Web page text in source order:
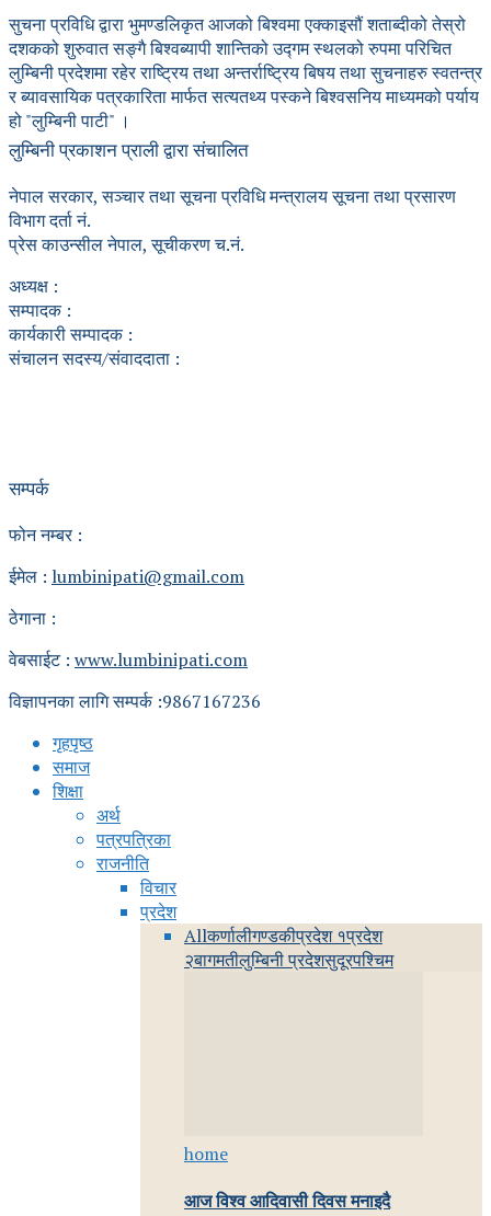
सुचना प्रविधि द्वारा भुमण्डलिकृत आजको बिश्वमा एक्काइसौं शताब्दीको तेस्रो
दशकको शुरुवात सङ्गै बिश्वब्यापी शान्तिको उद्गम स्थलको रुपमा परिचित
लुम्बिनी प्रदेशमा रहेर राष्ट्रिय तथा अन्तर्राष्ट्रिय बिषय तथा सुचनाहरु स्वतन्त्र
र ब्यावसायिक पत्रकारिता मार्फत सत्यतथ्य पस्कने बिश्वसनिय माध्यमको पर्याय
हो "लुम्बिनी पाटी" ।
लुम्बिनी प्रकाशन प्राली द्वारा संचालित
नेपाल सरकार, सञ्चार तथा सूचना प्रविधि मन्त्रालय सूचना तथा प्रसारण
विभाग दर्ता नं.
प्रेस काउन्सील नेपाल, सूचीकरण च.नं.
अध्यक्ष :
सम्पादक :
कार्यकारी सम्पादक :
संचालन सदस्य/संवाददाता :
सम्पर्क
फोन नम्बर :
ईमेल : lumbinipati@gmail.com
ठेगाना :
वेबसाईट : www.lumbinipati.com
विज्ञापनका लागि सम्पर्क :9867167236
गृहपृष्ठ
समाज
शिक्षा
अर्थ
पत्रपत्रिका
राजनीति
विचार
प्रदेश
Allकर्णालीगण्डकीप्रदेश १प्रदेश
२बागमतीलुम्बिनी प्रदेशसुदूरपश्चिम
home
आज विश्व आदिवासी दिवस मनाइदै